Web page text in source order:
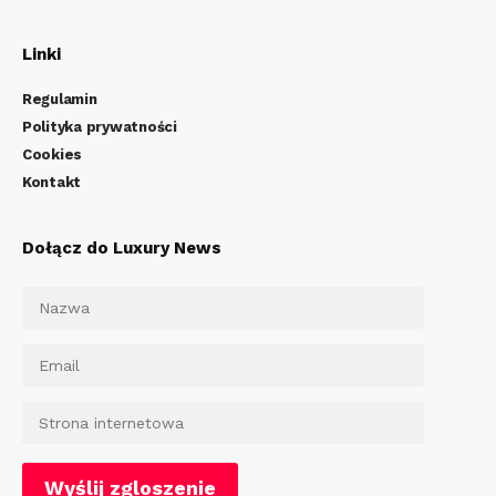
Linki
Regulamin
Polityka prywatności
Cookies
Kontakt
Dołącz do Luxury News